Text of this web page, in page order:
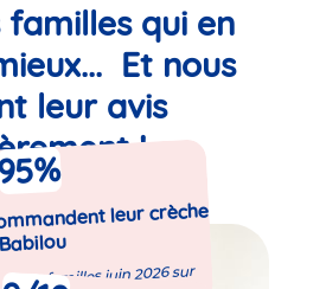
familles qui en
Et nous
leur avis
!
%
leur crèche
Babilou
familles juin 2026 sur